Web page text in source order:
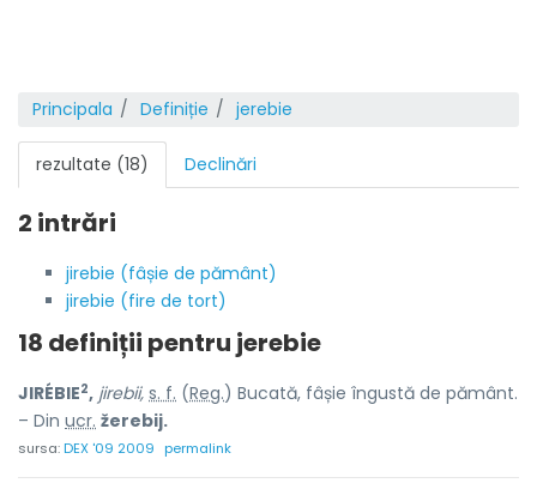
Principala Definiție jerebie
rezultate (18) Declinări
2 intrări
jirebie (fâșie de pământ)
jirebie (fire de tort)
18 definiții pentru jerebie
JIRÉBIE2, jirebii, s. f. (Reg.) Bucată, fâșie îngustă de pământ.
– Din ucr. žerebij.
sursa:DEX '09 2009 permalink